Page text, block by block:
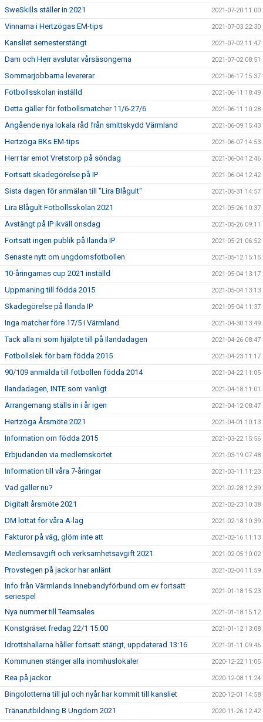
SweSkills ställer in 2021 2021-07-20 11:00
Vinnarna i Hertzögas EM-tips 2021-07-03 22:30
Kansliet semesterstängt 2021-07-02 11:47
Dam och Herr avslutar vårsäsongerna 2021-07-02 08:51
Sommarjobbarna levererar 2021-06-17 15:37
Fotbollsskolan inställd 2021-06-11 18:49
Detta gäller för fotbollsmatcher 11/6-27/6 2021-06-11 10:28
Angående nya lokala råd från smittskydd Värmland 2021-06-09 15:43
Hertzöga BKs EM-tips 2021-06-07 14:53
Herr tar emot Vretstorp på söndag 2021-06-04 12:46
Fortsatt skadegörelse på IP 2021-06-04 12:42
Sista dagen för anmälan till "Lira Blågult" 2021-05-31 14:57
Lira Blågult Fotbollsskolan 2021 2021-05-26 10:37
Avstängt på IP ikväll onsdag 2021-05-26 09:11
Fortsatt ingen publik på Ilanda IP 2021-05-21 06:52
Senaste nytt om ungdomsfotbollen 2021-05-12 15:15
10-åringarnas cup 2021 inställd 2021-05-04 13:17
Uppmaning till födda 2015 2021-05-04 13:13
Skadegörelse på Ilanda IP 2021-05-04 11:37
Inga matcher före 17/5 i Värmland 2021-04-30 13:49
Tack alla ni som hjälpte till på Ilandadagen 2021-04-26 08:47
Fotbollslek för barn födda 2015 2021-04-23 11:17
90/109 anmälda till fotbollen födda 2014 2021-04-22 11:05
Ilandadagen, INTE som vanligt 2021-04-18 11:01
Arrangemang ställs in i år igen 2021-04-12 08:47
Hertzöga Årsmöte 2021 2021-04-01 10:13
Information om födda 2015 2021-03-22 15:56
Erbjudanden via medlemskortet 2021-03-19 07:48
Information till våra 7-åringar 2021-03-11 11:23
Vad gäller nu? 2021-02-28 12:39
Digitalt årsmöte 2021 2021-02-23 10:38
DM lottat för våra A-lag 2021-02-18 10:39
Fakturor på väg, glöm inte att 2021-02-16 11:13
Medlemsavgift och verksamhetsavgift 2021 2021-02-05 10:02
Provstegen på jackor har anlänt 2021-02-04 11:59
Info från Värmlands Innebandyförbund om ev fortsatt
seriespel
2021-01-18 15:23
Nya nummer till Teamsales 2021-01-18 15:12
Konstgräset fredag 22/1 15:00 2021-01-12 13:08
Idrottshallarna håller fortsatt stängt, uppdaterad 13:16 2021-01-11 09:46
Kommunen stänger alla inomhuslokaler 2020-12-22 11:05
Rea på jackor 2020-12-08 11:24
Bingolotterna till jul och nyår har kommit till kansliet 2020-12-01 14:58
Tränarutbildning B Ungdom 2021 2020-11-26 12:42